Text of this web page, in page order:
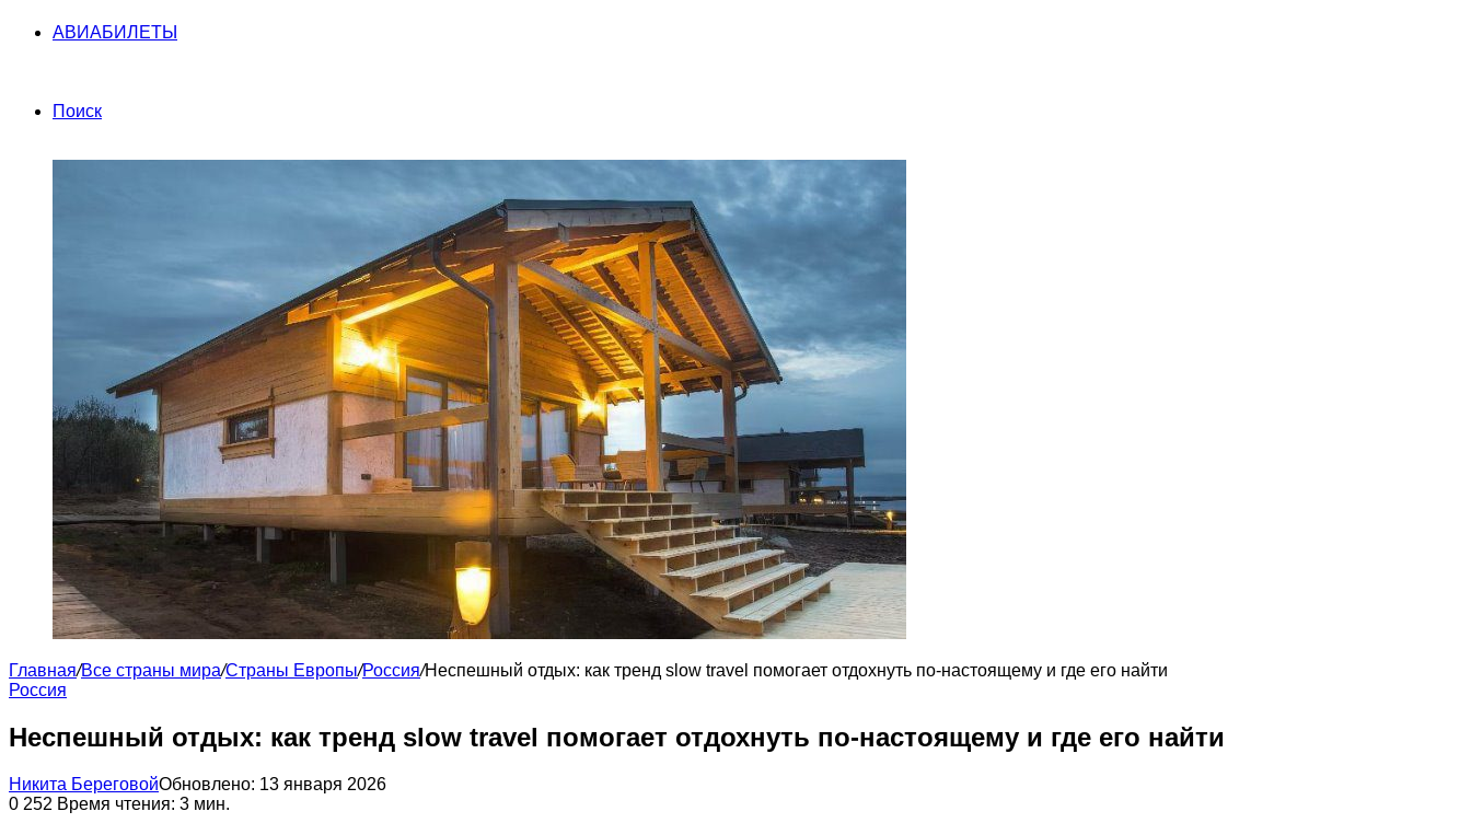
АВИАБИЛЕТЫ
Поиск
Главная/Все страны мира/Страны Европы/Россия/Неспешный отдых: как тренд slow travel помогает отдохнуть по-настоящему и где его найти
Россия
Неспешный отдых: как тренд slow travel помогает отдохнуть по-настоящему и где его найти
Никита БереговойОбновлено: 13 января 2026
0 252 Время чтения: 3 мин.